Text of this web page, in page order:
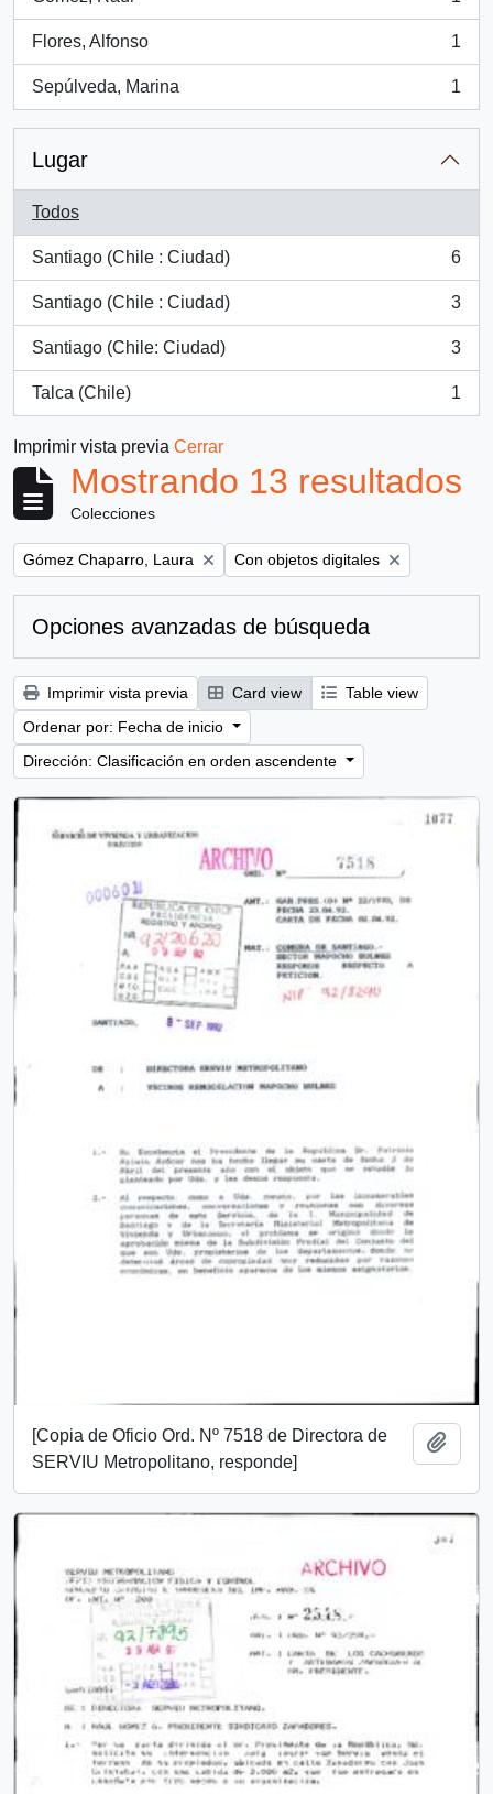
, 1 resultados
Flores, Alfonso
, 1 resultados
1
Sepúlveda, Marina
, 1 resultados
1
Lugar
Todos
Santiago (Chile : Ciudad)
, 6 resultados
6
Santiago (Chile : Ciudad)
, 3 resultados
3
Santiago (Chile: Ciudad)
, 3 resultados
3
Talca (Chile)
, 1 resultados
1
Imprimir vista previa Cerrar
Mostrando 13 resultados
Colecciones
Remove filter:
Gómez Chaparro, Laura Remove filter:
Con objetos digitales
Opciones avanzadas de búsqueda
Imprimir vista previa Card view
Table view
Ordenar por: Fecha de inicio
Dirección: Clasificación en orden ascendente
[Copia de Oficio Ord. Nº 7518 de Directora de
SERVIU Metropolitano, responde]